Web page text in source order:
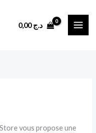
د.ج0,00
vous propose une